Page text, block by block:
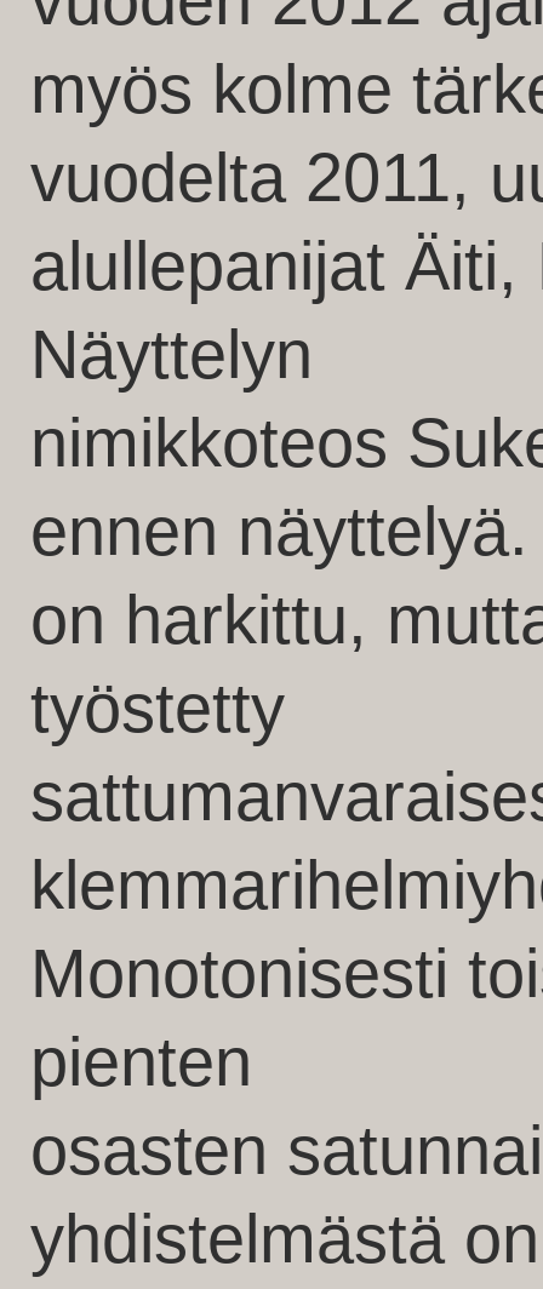
myös kolme
vuodelta 2011,
alullepanijat
Näyttelyn
nimikkoteos
ennen
on harkittu,
työstetty
Monotonisesti
pienten
osasten
yhdistelmästä